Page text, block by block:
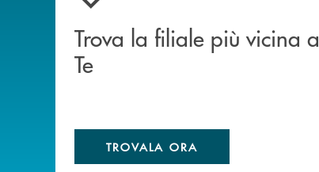
Trova la filiale più vicina a
Te
TROVALA ORA